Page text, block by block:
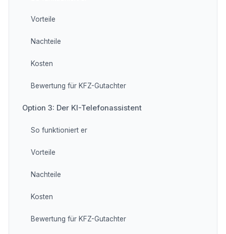
Vorteile
Nachteile
Kosten
Bewertung für KFZ-Gutachter
Option 3: Der KI-Telefonassistent
So funktioniert er
Vorteile
Nachteile
Kosten
Bewertung für KFZ-Gutachter